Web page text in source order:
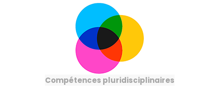
Compétences pluridisciplinaires